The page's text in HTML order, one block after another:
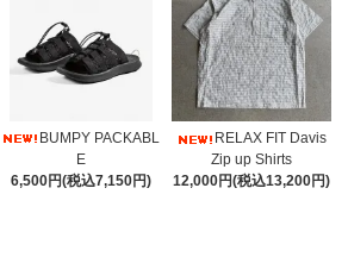
BUMPY PACKABL
E
6,500円(税込7,150円)
RELAX FIT Davis
Zip up Shirts
12,000円(税込13,200円)